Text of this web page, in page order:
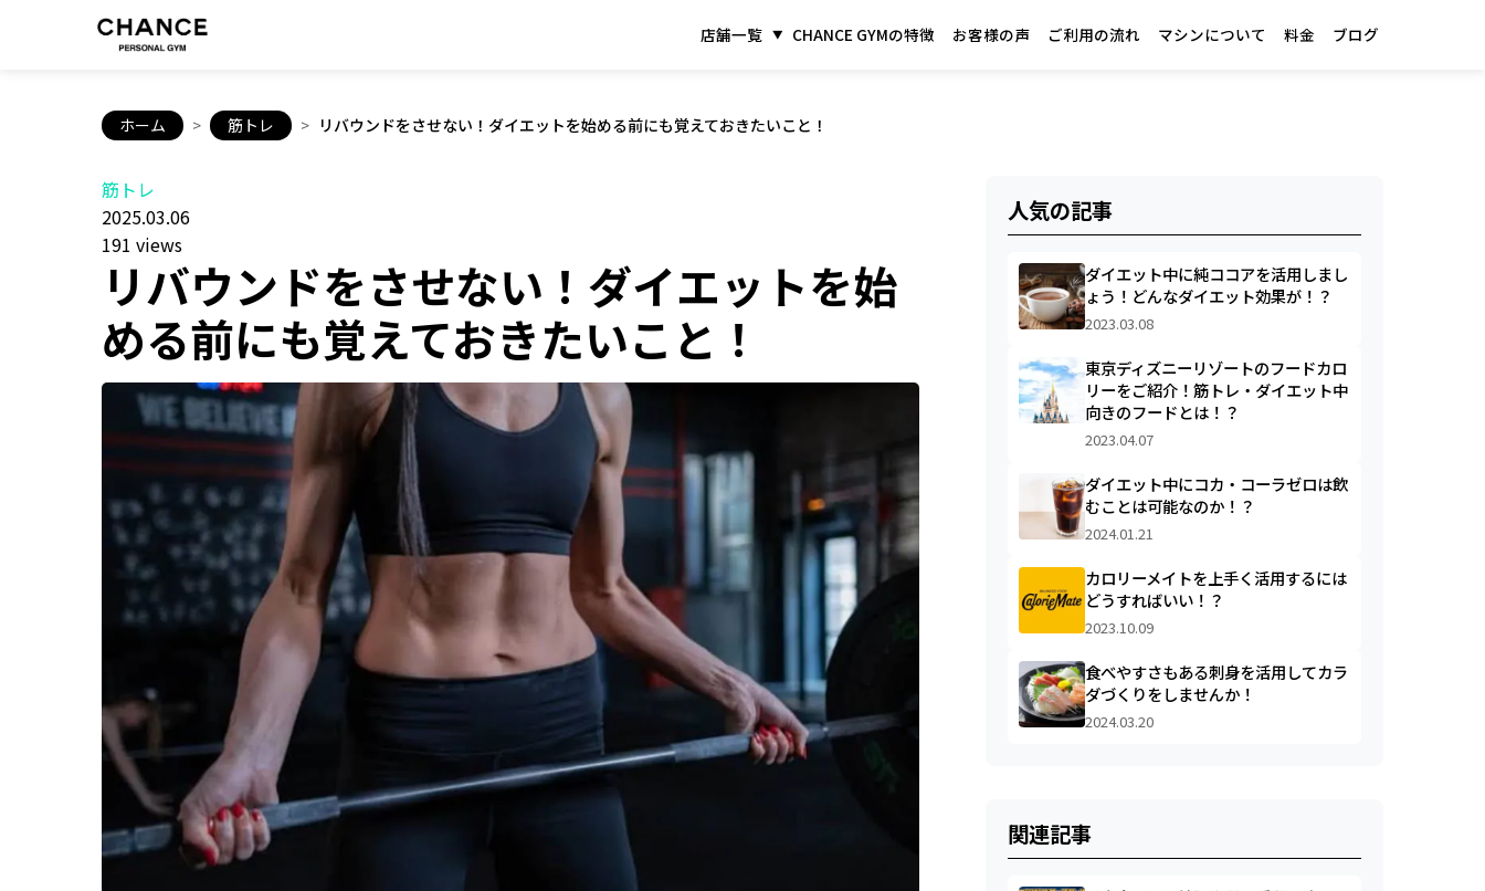
店舗一覧 CHANCE GYMの特徴 お客様の声 ご利用の流れ マシンについて 料金 ブログ
ホーム > 筋トレ > リバウンドをさせない！ダイエットを始める前にも覚えておきたいこと！
筋トレ
2025.03.06
191 views
リバウンドをさせない！ダイエットを始
める前にも覚えておきたいこと！
人気の記事
ダイエット中に純ココアを活用しまし
ょう！どんなダイエット効果が！？
2023.03.08
東京ディズニーリゾートのフードカロ
リーをご紹介！筋トレ・ダイエット中
向きのフードとは！？
2023.04.07
ダイエット中にコカ・コーラゼロは飲
むことは可能なのか！？
2024.01.21
カロリーメイトを上手く活用するには
どうすればいい！？
2023.10.09
食べやすさもある刺身を活用してカラ
ダづくりをしませんか！
2024.03.20
関連記事